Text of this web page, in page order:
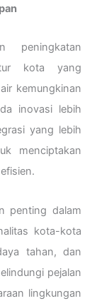
peningkatan
kota yang
kemungkinan
inovasi lebih
yang lebih
menciptakan
penting dalam
kota-kota
tahan, dan
pejalan
lingkungan